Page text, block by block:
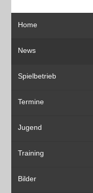
Home
News
Spielbetrieb
Termine
Jugend
Training
Bilder